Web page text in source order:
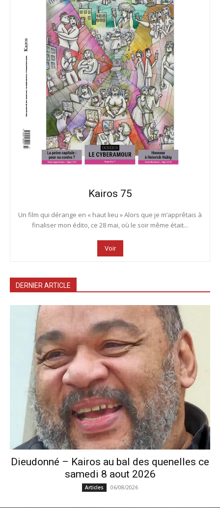
Kairos 75
Un film qui dérange en « haut lieu » Alors que je m’apprêtais à
finaliser mon édito, ce 28 mai, où le soir même était...
Voir
DERNIER ARTICLE
Dieudonné – Kairos au bal des quenelles ce
samedi 8 aout 2026
Articles 06/08/2026